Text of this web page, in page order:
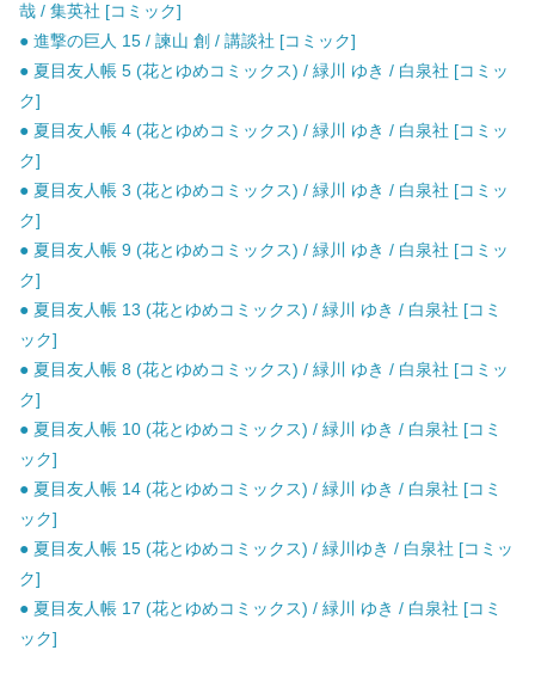
哉 / 集英社 [コミック]
● 進撃の巨人 15 / 諫山 創 / 講談社 [コミック]
● 夏目友人帳 5 (花とゆめコミックス) / 緑川 ゆき / 白泉社 [コミッ
ク]
● 夏目友人帳 4 (花とゆめコミックス) / 緑川 ゆき / 白泉社 [コミッ
ク]
● 夏目友人帳 3 (花とゆめコミックス) / 緑川 ゆき / 白泉社 [コミッ
ク]
● 夏目友人帳 9 (花とゆめコミックス) / 緑川 ゆき / 白泉社 [コミッ
ク]
● 夏目友人帳 13 (花とゆめコミックス) / 緑川 ゆき / 白泉社 [コミ
ック]
● 夏目友人帳 8 (花とゆめコミックス) / 緑川 ゆき / 白泉社 [コミッ
ク]
● 夏目友人帳 10 (花とゆめコミックス) / 緑川 ゆき / 白泉社 [コミ
ック]
● 夏目友人帳 14 (花とゆめコミックス) / 緑川 ゆき / 白泉社 [コミ
ック]
● 夏目友人帳 15 (花とゆめコミックス) / 緑川ゆき / 白泉社 [コミッ
ク]
● 夏目友人帳 17 (花とゆめコミックス) / 緑川 ゆき / 白泉社 [コミ
ック]